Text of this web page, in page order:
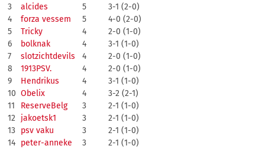
3
alcides 5
3-1 (2-0)
4
forza vessem 5
4-0 (2-0)
5
Tricky 4
2-0 (1-0)
6
bolknak 4
3-1 (1-0)
7
slotzichtdevils 4
2-0 (1-0)
8
1913PSV. 4
2-0 (1-0)
9
Hendrikus 4
3-1 (1-0)
10 Obelix 4
3-2 (2-1)
11
ReserveBelg 3
2-1 (1-0)
12 jakoetsk1 3
2-1 (1-0)
13 psv vaku 3
2-1 (1-0)
14 peter-anneke 3
2-1 (1-0)